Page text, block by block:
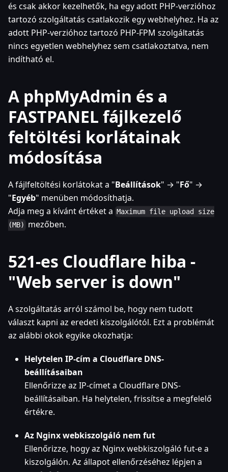
és csak akkor kezelhetők, ha egy adott PHP-verzióhoz
tartozó szolgáltatás csatlakozik egy webhelyhez. Ha az
adott PHP-verzióhoz tartozó PHP-FPM szolgáltatás
nincs egyetlen webhelyhez sem csatlakoztatva, nem
indítható el.
A phpMyAdmin és a
FASTPANEL fájlkezelő
feltöltési korlátainak
módosítása
A fájlfeltöltési korlátokat a "Beállítások" → "Fő" →
"Egyéb" menüben módosíthatja.
Adja meg a kívánt értéket a Maximum file upload size
(MB)
mezőben.
521-es Cloudflare hiba -
"Web server is down"
A szolgáltatás arról számol be, hogy nem tudott
választ kapni az eredeti kiszolgálótól. Ezt a problémát
az alábbi okok egyike okozhatja:
Helytelen IP-cím a Cloudflare DNS-
beállításaiban
Ellenőrizze az IP-címet a Cloudflare DNS-
beállításaiban. Ha helytelen, frissítse a megfelelő
értékre.
Az Nginx webkiszolgáló nem fut
Ellenőrizze, hogy az Nginx webkiszolgáló fut-e a
kiszolgálón. Az állapot ellenőrzéséhez lépjen a